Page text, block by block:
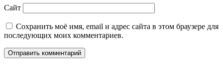
Сайт
Сохранить моё имя, email и адрес сайта в этом браузере для
последующих моих комментариев.